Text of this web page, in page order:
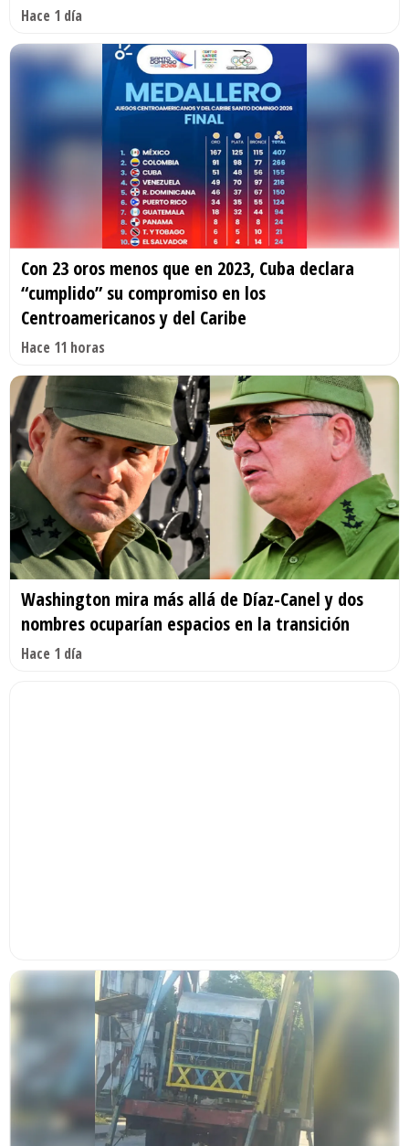
Hace 1 día
Con 23 oros menos que en 2023, Cuba declara
“cumplido” su compromiso en los
Centroamericanos y del Caribe
Hace 11 horas
Washington mira más allá de Díaz-Canel y dos
nombres ocuparían espacios en la transición
Hace 1 día